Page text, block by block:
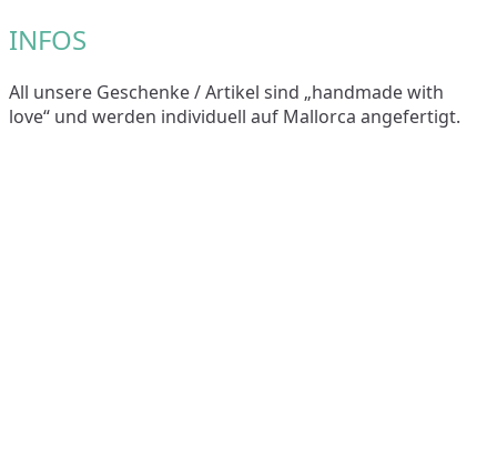
INFOS
All unsere Geschenke / Artikel sind „handmade with
love“ und werden individuell auf Mallorca angefertigt.